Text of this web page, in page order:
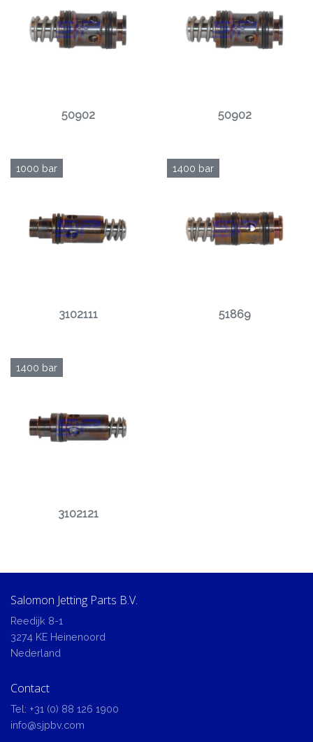
50902 50902
1000 bar
3102111
1400 bar
51869
1400 bar
3102121
Salomon Jetting Parts B.V.
Reedijk 8-1
3274 KE Heinenoord
Nederland
Contact
Tel: +31 (0) 88 126 1900
info@sjpbv.com